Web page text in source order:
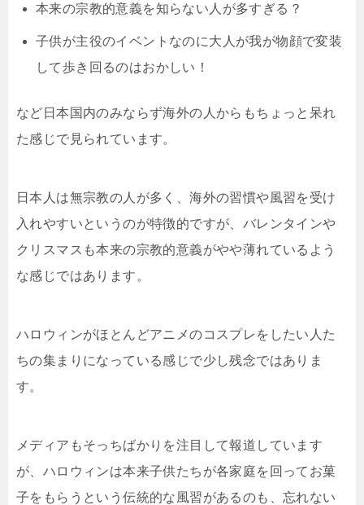
本来の宗教的意義を知らない人が多すぎる？
子供が主役のイベントなのに大人が我が物顔で変装
して歩き回るのはおかしい！
など日本国内のみならず海外の人からもちょっと呆れ
た感じで見られています。
日本人は無宗教の人が多く、海外の習慣や風習を受け
入れやすいというのが特徴的ですが、バレンタインや
クリスマスも本来の宗教的意義がやや薄れているよう
な感じではあります。
ハロウィンがほとんどアニメのコスプレをしたい人た
ちの集まりになっている感じで少し残念ではありま
す。
メディアもそっちばかりを注目して報道しています
が、ハロウィンは本来子供たちが各家庭を回ってお菓
子をもらうという伝統的な風習があるのも、忘れない